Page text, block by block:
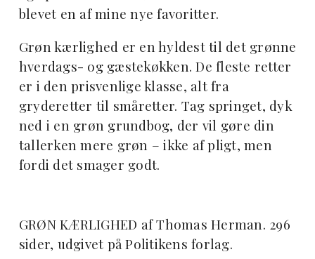
blevet en af mine nye favoritter.
Grøn kærlighed er en hyldest til det grønne
hverdags- og gæstekøkken. De fleste retter
er i den prisvenlige klasse, alt fra
gryderetter til småretter. Tag springet, dyk
ned i en grøn grundbog, der vil gøre din
tallerken mere grøn – ikke af pligt, men
fordi det smager godt.
GRØN KÆRLIGHED af Thomas Herman. 296
sider, udgivet på Politikens forlag.